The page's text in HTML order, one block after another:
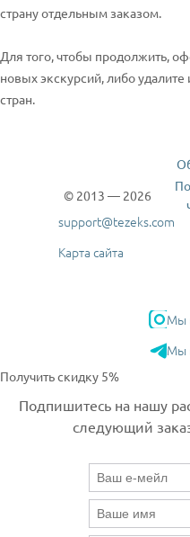
страну отдельным заказом.
Для того, чтобы продолжить,
новых экскурсий, либо
стран.
© 2013 — 2026
support@tezeks.com
Карта сайта
Мы
Мы
Получить скидку 5%
Подпишитесь на нашу
следующий